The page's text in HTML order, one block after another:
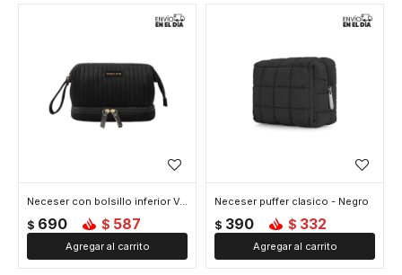
Neceser con bolsillo inferior Velvet BLove - Negro
$ 690 $ 587
Neceser puffer clasico - Negro
$ 390 $ 332